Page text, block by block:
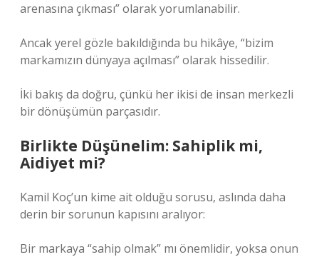
arenasına çıkması” olarak yorumlanabilir.
Ancak yerel gözle bakıldığında bu hikâye, “bizim
markamızın dünyaya açılması” olarak hissedilir.
İki bakış da doğru, çünkü her ikisi de insan merkezli
bir dönüşümün parçasıdır.
Birlikte Düşünelim: Sahiplik mi,
Aidiyet mi?
Kamil Koç’un kime ait olduğu sorusu, aslında daha
derin bir sorunun kapısını aralıyor:
Bir markaya “sahip olmak” mı önemlidir, yoksa onun